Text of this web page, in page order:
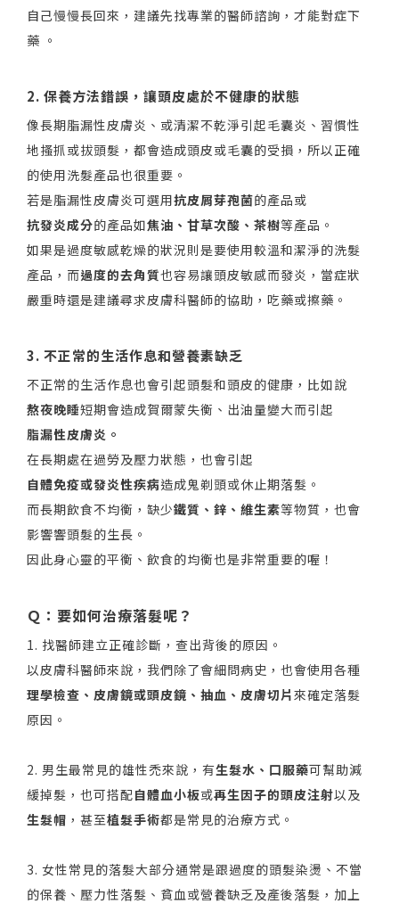
自己慢慢長回來，建議先找專業的醫師諮詢，才能對症下
藥 。
2. 保養方法錯誤，讓頭皮處於不健康的狀態
像長期脂漏性皮膚炎、或清潔不乾淨引起毛囊炎、習慣性
地搔抓或拔頭髮，都會造成頭皮或毛囊的受損，所以正確
的使用洗髮產品也很重要。
若是脂漏性皮膚炎可選用抗皮屑芽孢菌的產品或
抗發炎成分的產品如焦油、甘草次酸、茶樹等產品。
如果是過度敏感乾燥的狀況則是要使用較溫和潔淨的洗髮
產品，而過度的去角質也容易讓頭皮敏感而發炎，當症狀
嚴重時還是建議尋求皮膚科醫師的協助，吃藥或擦藥。
3. 不正常的生活作息和營養素缺乏
不正常的生活作息也會引起頭髮和頭皮的健康，比如說
熬夜晚睡短期會造成賀爾蒙失衡、出油量變大而引起
脂漏性皮膚炎。
在長期處在過勞及壓力狀態，也會引起
自體免疫或發炎性疾病造成鬼剃頭或休止期落髮。
而長期飲食不均衡，缺少鐵質、鋅、維生素等物質，也會
影響響頭髮的生長。
因此身心靈的平衡、飲食的均衡也是非常重要的喔！
Ｑ：要如何治療落髮呢？
1. 找醫師建立正確診斷，查出背後的原因。
以皮膚科醫師來說，我們除了會細問病史，也會使用各種
理學檢查、皮膚鏡或頭皮鏡、抽血、皮膚切片來確定落髮
原因。
2. 男生最常見的雄性禿來說，有生髮水、口服藥可幫助減
緩掉髮，也可搭配自體血小板或再生因子的頭皮注射以及
生髮帽 ，甚至植髮手術都是常見的治療方式。
3. 女性常見的落髮大部分通常是跟過度的頭髮染燙、不當
的保養、壓力性落髮、貧血或營養缺乏及產後落髮，加上